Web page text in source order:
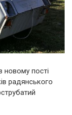
пості
радянського